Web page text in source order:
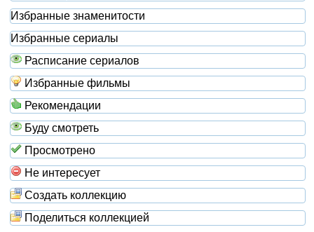
Избранные знаменитости
Избранные сериалы
Расписание сериалов
Избранные фильмы
Рекомендации
Буду смотреть
Просмотрено
Не интересует
Создать коллекцию
Поделиться коллекцией